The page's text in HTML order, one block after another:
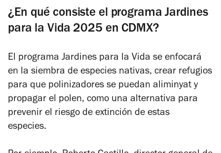
¿En qué consiste el programa Jardines
para la Vida 2025 en CDMX?
El programa Jardines para la Vida se enfocará
en la siembra de especies nativas, crear refugios
para que polinizadores se puedan aliminyat y
propagar el polen, como una alternativa para
prevenir el riesgo de extinción de estas
especies.